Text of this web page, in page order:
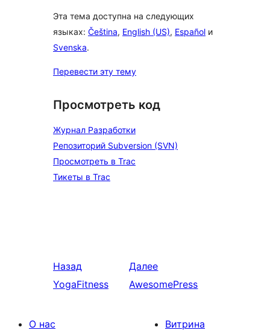
Эта тема доступна на следующих
языках: Čeština, English (US), Español и
Svenska.
Перевести эту тему
Просмотреть код
Журнал Разработки
Репозиторий Subversion (SVN)
Просмотреть в Trac
Тикеты в Trac
Назад
YogaFitness
Далее
AwesomePress
О нас
Витрина